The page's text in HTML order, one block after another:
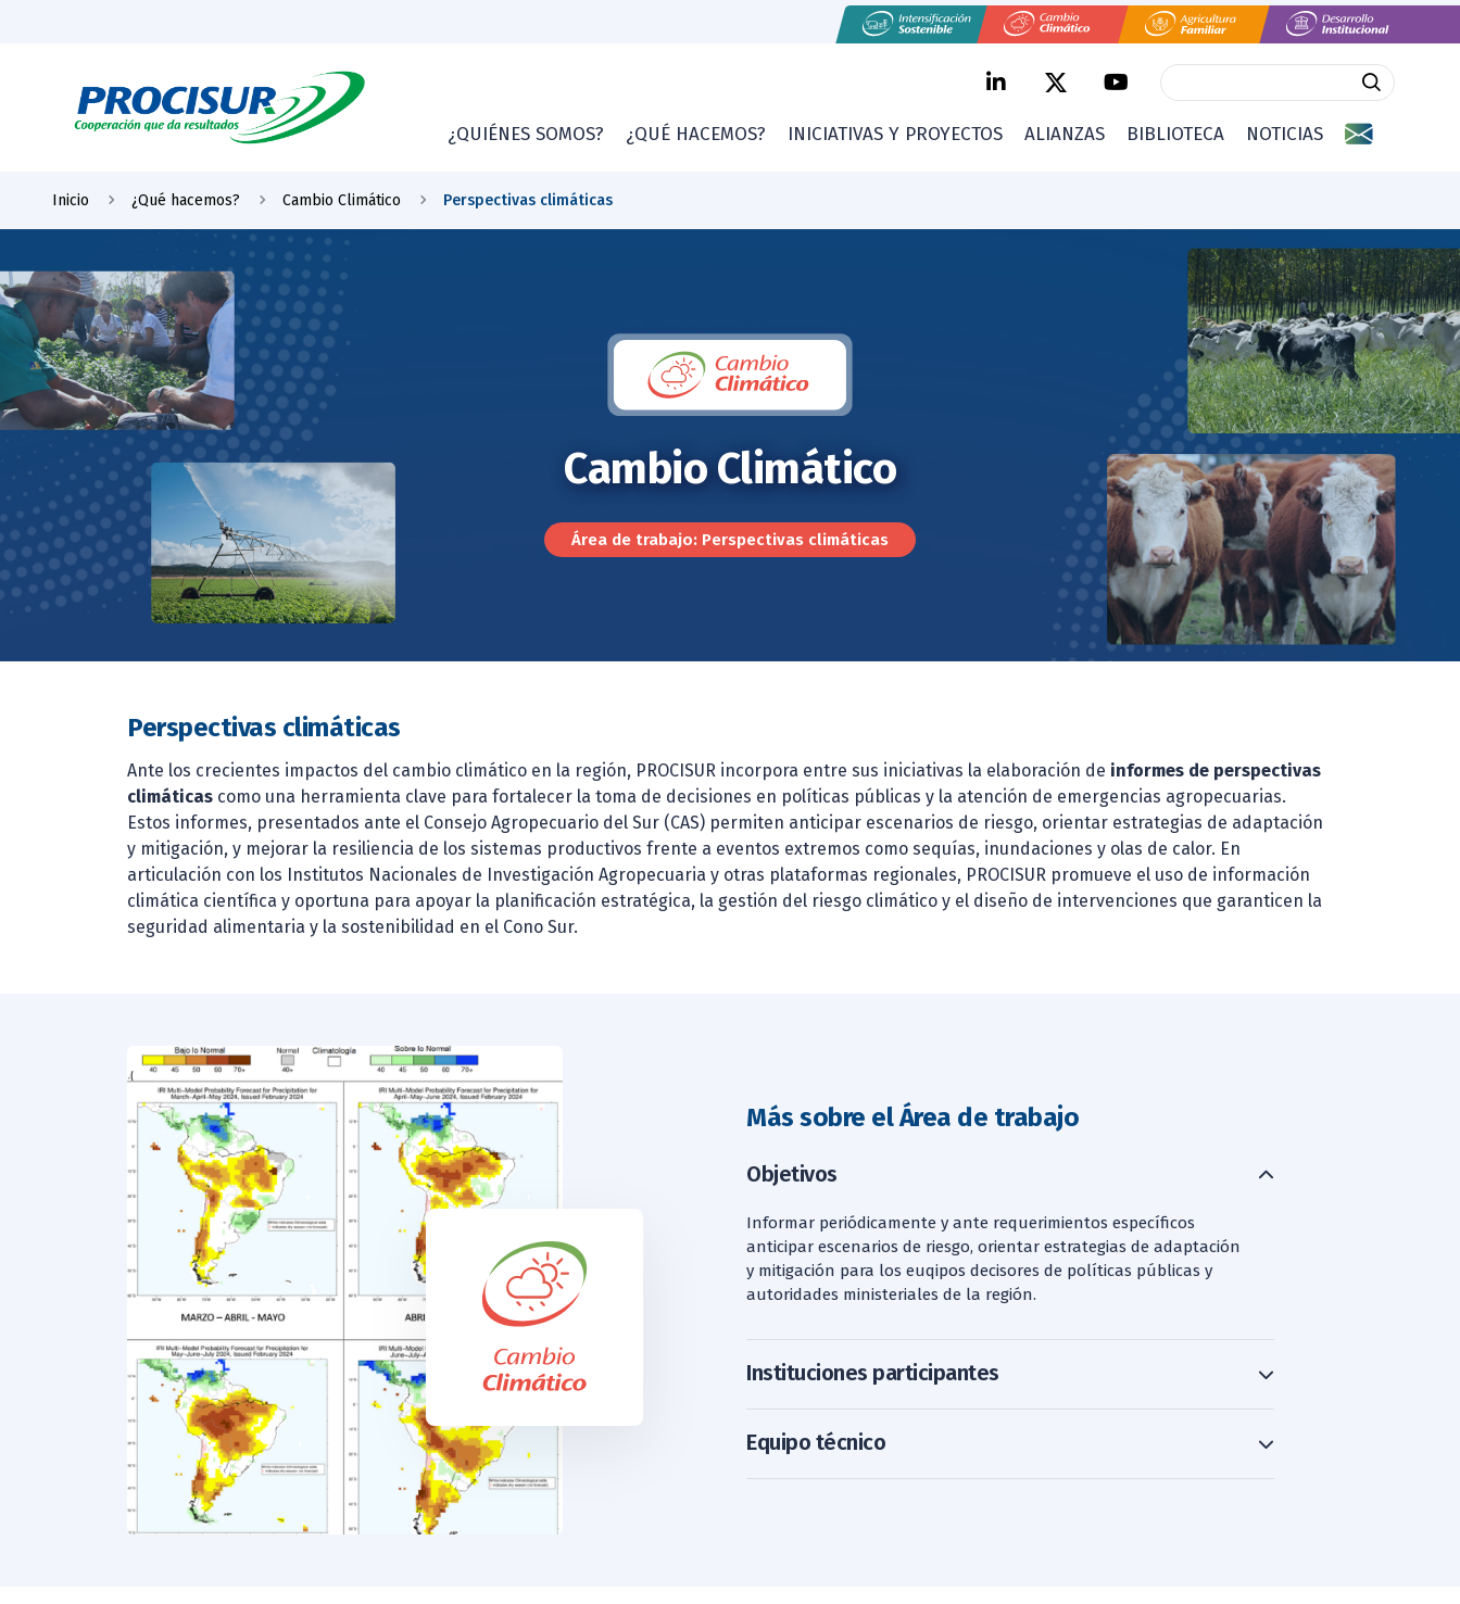
¿QUIÉNES SOMOS? ¿QUÉ HACEMOS? INICIATIVAS Y PROYECTOS ALIANZAS BIBLIOTECA NOTICIAS
Inicio ¿Qué hacemos? Cambio Climático Perspectivas climáticas
Cambio Climático
Área de trabajo: Perspectivas climáticas
Perspectivas climáticas
Ante los crecientes impactos del cambio climático en la región, PROCISUR incorpora entre sus iniciativas la elaboración de informes de perspectivas
climáticas como una herramienta clave para fortalecer la toma de decisiones en políticas públicas y la atención de emergencias agropecuarias.
Estos informes, presentados ante el Consejo Agropecuario del Sur (CAS) permiten anticipar escenarios de riesgo, orientar estrategias de adaptación
y mitigación, y mejorar la resiliencia de los sistemas productivos frente a eventos extremos como sequías, inundaciones y olas de calor. En
articulación con los Institutos Nacionales de Investigación Agropecuaria y otras plataformas regionales, PROCISUR promueve el uso de información
climática científica y oportuna para apoyar la planificación estratégica, la gestión del riesgo climático y el diseño de intervenciones que garanticen la
seguridad alimentaria y la sostenibilidad en el Cono Sur.
Más sobre el Área de trabajo
Objetivos
Informar periódicamente y ante requerimientos específicos
anticipar escenarios de riesgo, orientar estrategias de adaptación
y mitigación para los euqipos decisores de políticas públicas y
autoridades ministeriales de la región.
Instituciones participantes
Equipo técnico